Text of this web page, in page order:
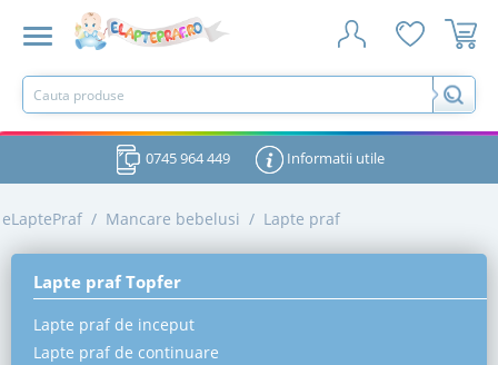
0745 964 449 Informatii utile
eLaptePraf / Mancare bebelusi / Lapte praf
Lapte praf Topfer
Lapte praf de inceput
Lapte praf de continuare